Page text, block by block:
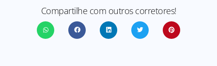
Compartilhe com outros corretores!